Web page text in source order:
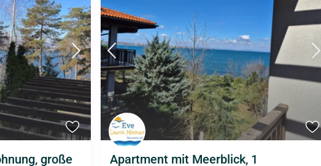
große
Apartment mit Meerblick, 1